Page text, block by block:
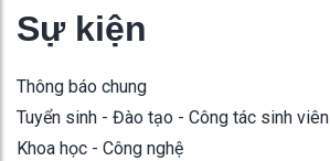
Sự kiện
Thông báo chung
Tuyển sinh - Đào tạo - Công tác sinh viên
Khoa học - Công nghệ